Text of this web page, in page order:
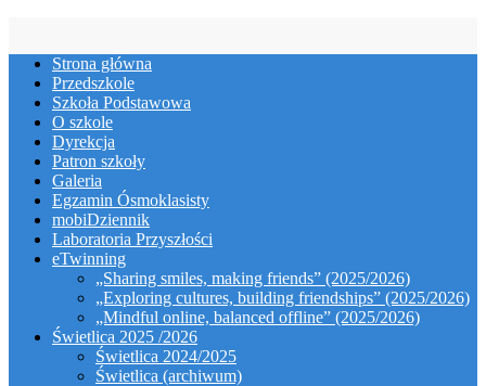
contentStrona główna
Przedszkole
Szkoła Podstawowa
O szkole
Dyrekcja
Patron szkoły
Galeria
Egzamin Ósmoklasisty
mobiDziennik
Laboratoria Przyszłości
eTwinning
„Sharing smiles, making friends” (2025/2026)
„Exploring cultures, building friendships” (2025/2026)
„Mindful online, balanced offline” (2025/2026)
Świetlica 2025 /2026
Świetlica 2024/2025
Świetlica (archiwum)